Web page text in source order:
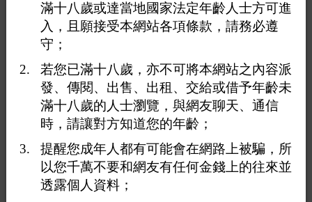
送花 送咖啡
<< 1 ... 27
滿十八歲或達當地國家法定年齡人士方可進
入，且願接受本網站各項條款，請務必遵
守；
若您已滿十八歲，亦不可將本網站之內容派
發、傳閱、出售、出租、交給或借予年齡未
滿十八歲的人士瀏覽，與網友聊天、通信
時，請讓對方知道您的年齡；
提醒您成年人都有可能會在網路上被騙，所
以您千萬不要和網友有任何金錢上的往來並
透露個人資料；